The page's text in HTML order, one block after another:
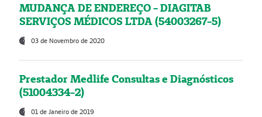
MUDANÇA DE ENDEREÇO - DIAGITAB
SERVIÇOS MÉDICOS LTDA (54003267-5)
03 de Novembro de 2020
Prestador Medlife Consultas e Diagnósticos
(51004334-2)
01 de Janeiro de 2019